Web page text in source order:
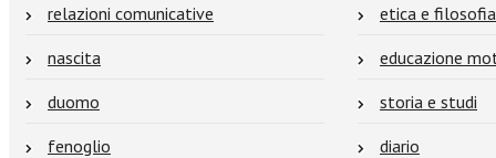
relazioni comunicative
etica e
nascita
educazione
duomo
storia e studi
fenoglio
diario